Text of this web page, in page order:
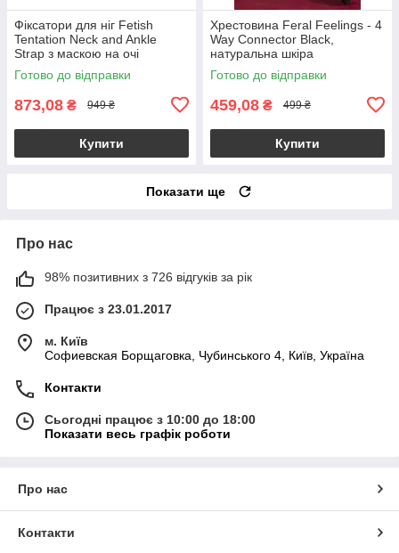
Фіксатори для ніг Fetish
Tentation Neck and Ankle
Strap з маскою на очі
Готово до відправки
873,08 ₴ 949 ₴
Купити
Хрестовина Feral Feelings - 4
Way Connector Black,
натуральна шкіра
Готово до відправки
459,08 ₴ 499 ₴
Купити
Показати ще
Про нас
98% позитивних з 726 відгуків за рік
Працює з 23.01.2017
м. Київ
Софиевская Борщаговка, Чубинського 4, Київ, Україна
Контакти
Сьогодні працює з 10:00 до 18:00
Показати весь графік роботи
Про нас
Контакти